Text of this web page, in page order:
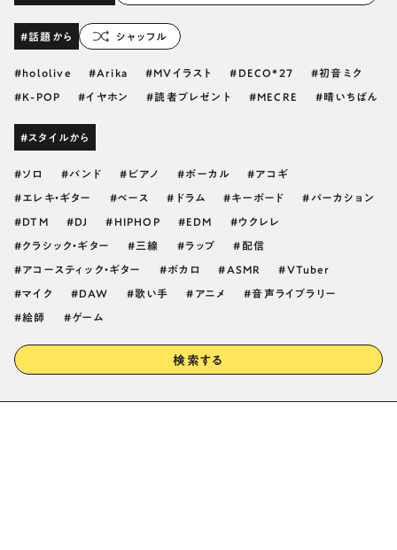
#話題から シャッフル
hololive Arika MVイラスト DECO*27 初音ミク
K-POP イヤホン 読者プレゼント MECRE 晴いちばん
#スタイルから
ソロ バンド ピアノ ボーカル アコギ
エレキ・ギター ベース ドラム キーボード パーカション
DTM DJ HIPHOP EDM ウクレレ
クラシック・ギター 三線 ラップ 配信
アコースティック・ギター ボカロ ASMR VTuber
マイク DAW 歌い手 アニメ 音声ライブラリー
絵師 ゲーム
検索する